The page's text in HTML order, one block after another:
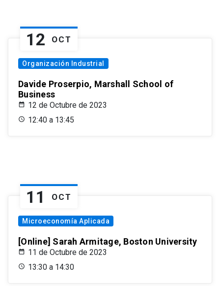
12 OCT
Organización Industrial
Davide Proserpio, Marshall School of
Business
12 de Octubre de 2023
12:40 a 13:45
11 OCT
Microeconomía Aplicada
[Online] Sarah Armitage, Boston University
11 de Octubre de 2023
13:30 a 14:30